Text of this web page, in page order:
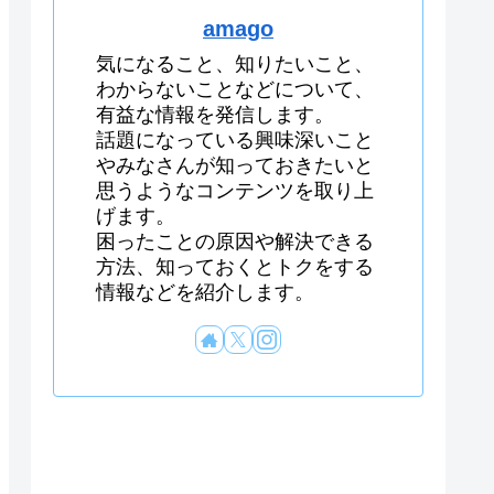
amago
気になること、知りたいこと、
わからないことなどについて、
有益な情報を発信します。
話題になっている興味深いこと
やみなさんが知っておきたいと
思うようなコンテンツを取り上
げます。
困ったことの原因や解決できる
方法、知っておくとトクをする
情報などを紹介します。